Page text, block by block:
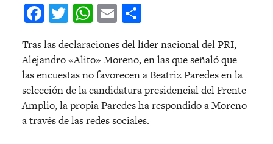
Facebook
Twitter
WhatsApp
Email
Tras las declaraciones del líder nacional del PRI,
Alejandro «Alito» Moreno, en las que señaló que
las encuestas no favorecen a Beatriz Paredes en la
selección de la candidatura presidencial del Frente
Amplio, la propia Paredes ha respondido a Moreno
a través de las redes sociales.